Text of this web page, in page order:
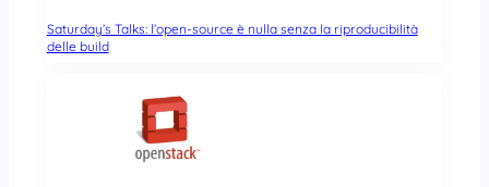
Saturday’s Talks: l’open-source è nulla senza la riproducibilità
delle build